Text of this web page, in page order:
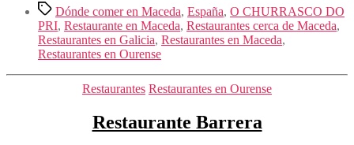
Etiquetas
Dónde comer en Maceda, España, O CHURRASCO DO
PRI, Restaurante en Maceda, Restaurantes cerca de Maceda,
Restaurantes en Galicia, Restaurantes en Maceda,
Restaurantes en Ourense
Categorías
Restaurantes Restaurantes en Ourense
Restaurante Barrera